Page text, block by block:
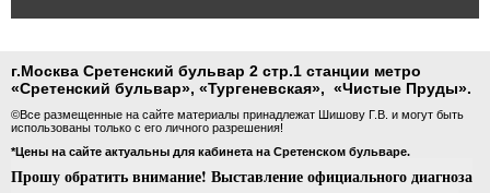
г.Москва Сретенский бульвар 2 стр.1 станции метро
«Сретенский бульвар», «Тургеневская», «Чистые Пруды».
©Все размещенные на сайте материалы принадлежат Шишову Г.В. и могут быть
использованы только с его личного разрешения!
*Цены на сайте актуальны для кабинета на Сретенском бульваре.
Прошу обратить внимание! Выставление официального диагноза